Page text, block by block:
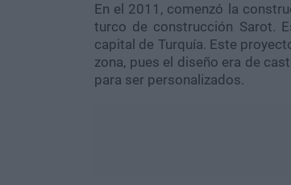
En el 2011, comenzó la
turco de construcción Sarot.
capital de Turquía. Este
zona, pues el diseño era de
para ser personalizados.